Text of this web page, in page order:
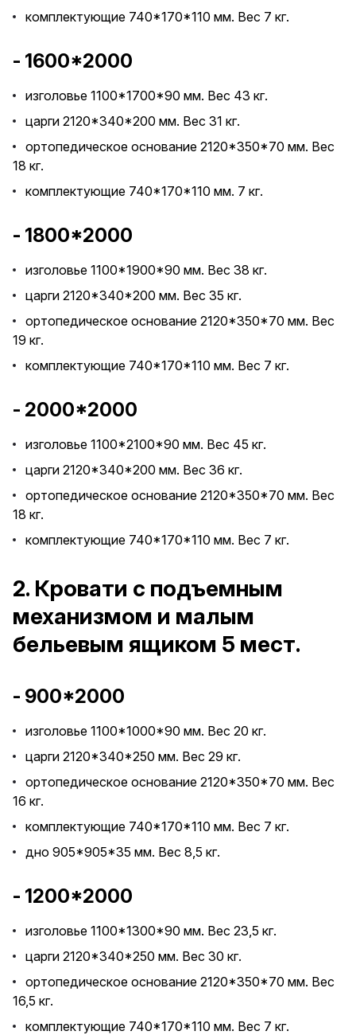
комплектующие 740*170*110 мм. Вес 7 кг.
- 1600*2000
изголовье 1100*1700*90 мм. Вес 43 кг.
царги 2120*340*200 мм. Вес 31 кг.
ортопедическое основание 2120*350*70 мм. Вес
18 кг.
комплектующие 740*170*110 мм. 7 кг.
- 1800*2000
изголовье 1100*1900*90 мм. Вес 38 кг.
царги 2120*340*200 мм. Вес 35 кг.
ортопедическое основание 2120*350*70 мм. Вес
19 кг.
комплектующие 740*170*110 мм. Вес 7 кг.
- 2000*2000
изголовье 1100*2100*90 мм. Вес 45 кг.
царги 2120*340*200 мм. Вес 36 кг.
ортопедическое основание 2120*350*70 мм. Вес
18 кг.
комплектующие 740*170*110 мм. Вес 7 кг.
2. Кровати с подъемным
механизмом и малым
бельевым ящиком 5 мест.
- 900*2000
изголовье 1100*1000*90 мм. Вес 20 кг.
царги 2120*340*250 мм. Вес 29 кг.
ортопедическое основание 2120*350*70 мм. Вес
16 кг.
комплектующие 740*170*110 мм. Вес 7 кг.
дно 905*905*35 мм. Вес 8,5 кг.
- 1200*2000
изголовье 1100*1300*90 мм. Вес 23,5 кг.
царги 2120*340*250 мм. Вес 30 кг.
ортопедическое основание 2120*350*70 мм. Вес
16,5 кг.
комплектующие 740*170*110 мм. Вес 7 кг.